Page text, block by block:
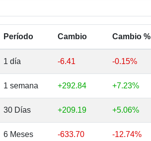
Período Cambio Cambio %
1 día -6.41 -0.15%
1 semana +292.84 +7.23%
30 Días +209.19 +5.06%
6 Meses -633.70 -12.74%